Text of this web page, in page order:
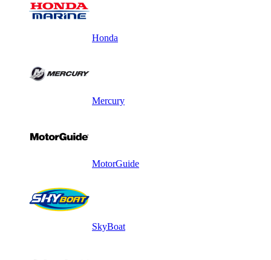
Honda
Mercury
MotorGuide
SkyBoat